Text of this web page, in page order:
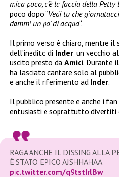
mica poco, c’è la faccia della Petty
poco dopo “Vedi tu che
dammi un po’ di acqua“.
Il primo verso è chiaro, mentre il
dell’inedito di Inder , un vecchio
uscito presto da Amici. Durante
ha lasciato cantare solo al
e anche il riferimento ad Inder.
Il pubblico presente e anche i
entusiasti e soprattutto divertiti
RAGA ANCHE IL DISSING ALLA
È STATO EPICO AJSHHAHAA
pic.twitter.com/q9tstIrlBw